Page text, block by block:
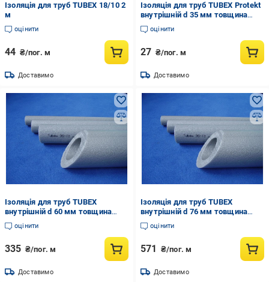
Ізоляція для труб TUBEX 18/10 2
м
оцінити
44 ₴/пог. м
Доставимо
Ізоляція для труб TUBEX Protekt
внутрішній d 35 мм товщина
стінки 6 мм Cиній (1094562045)
оцінити
27 ₴/пог. м
Доставимо
Ізоляція для труб TUBEX
внутрішній d 60 мм товщина
стінки 25 мм (838288310)
оцінити
335 ₴/пог. м
Доставимо
Ізоляція для труб TUBEX
внутрішній d 76 мм товщина
стінки 25 мм (838294199)
оцінити
571 ₴/пог. м
Доставимо